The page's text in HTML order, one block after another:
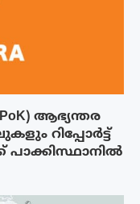
ആഭ്യന്തര
റിപ്പോർട്ട്